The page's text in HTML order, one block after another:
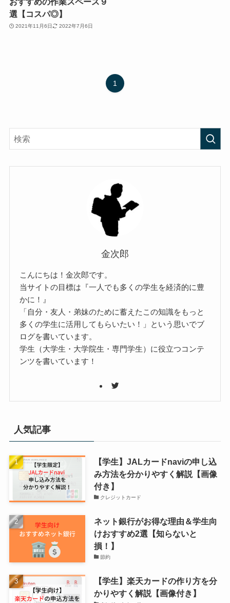
選【コスパ◎】
2021年11月6日 2022年7月6日
1
金次郎
こんにちは！金次郎です。
当サイトの目標は『一人でも多くの学生を経済的に豊
かに！』
「自分・友人・弟妹のために蓄えたこの知識をもっと
多くの学生に活用してもらいたい！」という思いでブ
ログを書いています。
学生（大学生・大学院生・専門学生）に役立つコンテ
ンツを書いています！
人気記事
【学生】JALカードnaviの申し込
み方法を分かりやすく解説【画像
付き】
クレジットカード
ネット銀行がお得な理由＆学生向
けおすすめ2選【知らないと
損！】
節約
【学生】楽天カードの作り方を分
かりやすく解説【画像付き】